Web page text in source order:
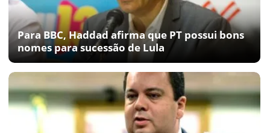
Para BBC, Haddad afirma que PT possui bons
nomes para sucessão de Lula